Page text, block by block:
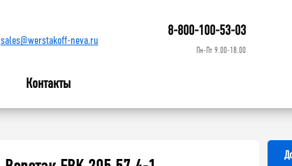
sales@werstakoff-neva.ru
8-800-100-53-03
Пн-Пт 9.00-18.00
Контакты